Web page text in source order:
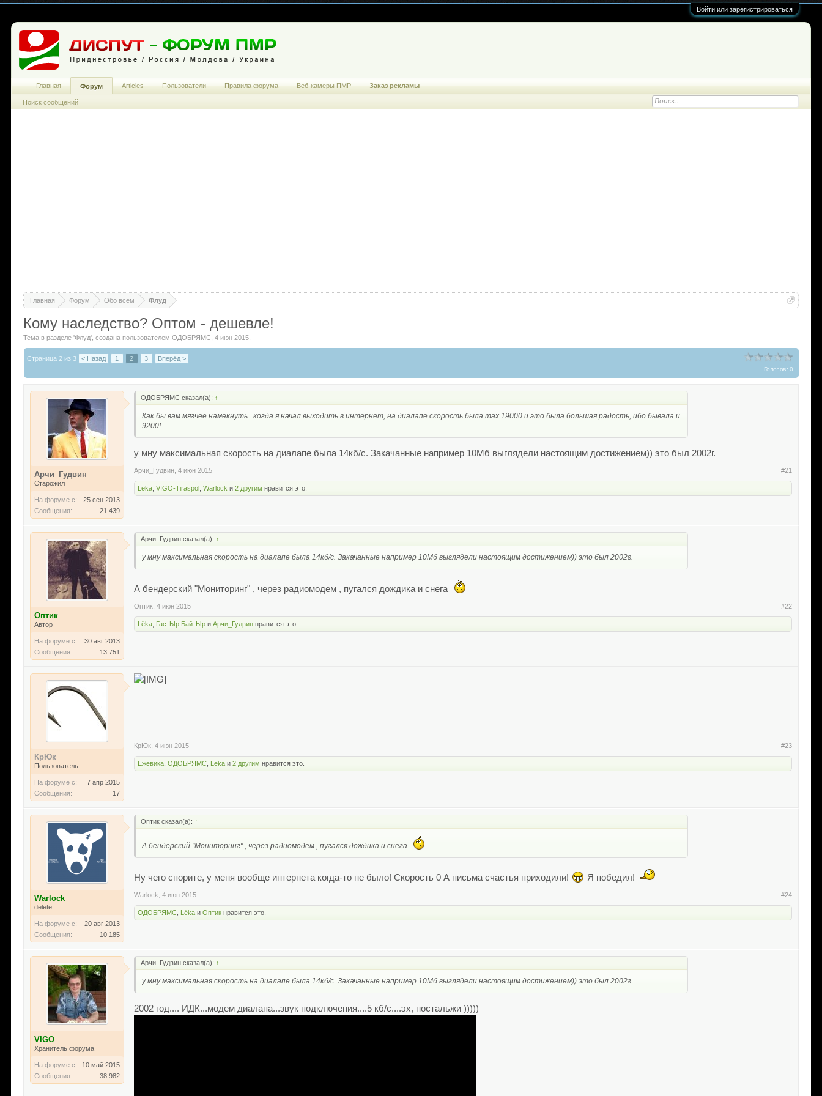
Войти или зарегистрироваться
Главная Форум Обо всём Флуд
Кому наследство? Оптом - дешевле!
Тема в разделе 'Флуд' , создана пользователемОДОБРЯМС ,4 июн 2015
Голосов: 0
Страница 2 из 3 < Назад 1 2 3 Вперёд >
Арчи_Гудвин
Старожил
На форуме с:
25 сен 2013
Сообщения:
21.439
ОДОБРЯМС сказал(а): ↑
Как бы вам мягчее намекнуть...когда я начал выходить в интернет, на диалапе скорость была max 19000 и это была большая радость, ибо бывала и
9200!
у мну максимальная скорость на диалапе была 14кб/с. Закачанные например 10Мб выглядели настоящим достижением)) это был 2002г.
Арчи_Гудвин 4 июн 2015 #21
Lёka ,VIGO-Tiraspol ,Warlock и2 другим нравится это.
Оптик
Автор
На форуме с:
30 авг 2013
Сообщения:
13.751
Арчи_Гудвин сказал(а): ↑
у мну максимальная скорость на диалапе была 14кб/с. Закачанные например 10Мб выглядели настоящим достижением)) это был 2002г.
А бендерский "Мониторинг" , через радиомодем , пугался дождика и снега
Оптик 4 июн 2015 #22
Lёka ГастЫр БайтЫр иАрчи_Гудвин нравится это.
КрЮк
Пользователь
На форуме с:
7 апр 2015
Сообщения:
17
КрЮк 4 июн 2015 #23
Ежевика ,ОДОБРЯМС Lёka и2 другим нравится это.
Warlock
delete
На форуме с:
20 авг 2013
Сообщения:
10.185
Оптик сказал(а): ↑
А бендерский "Мониторинг" , через радиомодем , пугался дождика и снега
Ну чего спорите, у меня вообще интернета когда-то не было! Скорость 0 А письма счастья приходили! Я победил!
Warlock 4 июн 2015 #24
ОДОБРЯМС Lёka иОптик нравится это.
VIGO
Хранитель форума
На форуме с:
10 май 2015
Сообщения:
38.982
Арчи_Гудвин сказал(а): ↑
у мну максимальная скорость на диалапе была 14кб/с. Закачанные например 10Мб выглядели настоящим достижением)) это был 2002г.
2002 год.... ИДК...модем диалапа...звук подключения....5 кб/с....эх, ностальжи )))))
Главная Форум
Поиск сообщений
Articles Пользователи Правила форума Веб-камеры ПМР Заказ рекламы